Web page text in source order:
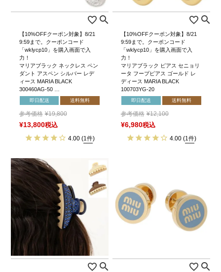
【10%OFFクーポン対象】8/21
9:59まで。クーポンコード
「wklycp10」を購入画面で入
力！
マリアブラック ネックレス ペン
ダント アスペン シルバー レデ
ィース MARIA BLACK
300460AG-50 …
即日配送 送料無料
参考価格 ¥19,800
¥13,800税込
4.00 (1件)
【10%OFFクーポン対象】8/21
9:59まで。クーポンコード
「wklycp10」を購入画面で入
力！
マリアブラック ピアス セニョリ
ータ フープピアス ゴールド レ
ディース MARIA BLACK
100703YG-20
即日配送 送料無料
参考価格 ¥12,100
¥6,980税込
4.00 (1件)